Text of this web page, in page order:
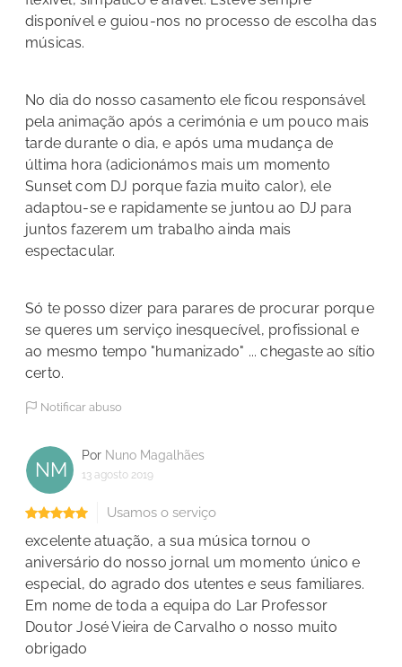
disponível e guiou-nos no processo de escolha das
músicas.
No dia do nosso casamento ele ficou responsável
pela animação após a cerimónia e um pouco mais
tarde durante o dia, e após uma mudança de
última hora (adicionámos mais um momento
Sunset com DJ porque fazia muito calor), ele
adaptou-se e rapidamente se juntou ao DJ para
juntos fazerem um trabalho ainda mais
espectacular.
Só te posso dizer para parares de procurar porque
se queres um serviço inesquecível, profissional e
ao mesmo tempo "humanizado" ... chegaste ao sítio
certo.
Notificar abuso
NM
Por Nuno Magalhães
13 agosto 2019
Usamos o serviço
excelente atuação, a sua música tornou o
aniversário do nosso jornal um momento único e
especial, do agrado dos utentes e seus familiares.
Em nome de toda a equipa do Lar Professor
Doutor José Vieira de Carvalho o nosso muito
obrigado